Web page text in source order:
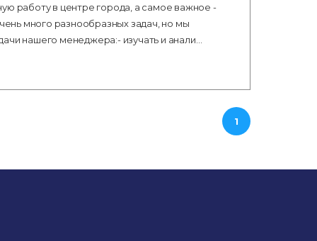
работу в центре города, а самое важное -
много разнообразных задач, но мы
нашего менеджера:- изучать и анали…
1